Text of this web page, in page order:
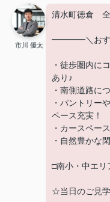
市川 優太
清水町徳倉
━━━━＼おす
・徒歩圏内に
あり♪
・南側道路に
・パントリー
ペース充実！
・カースペー
・自然豊かな
□南小・中エリ
☆当日のご見学